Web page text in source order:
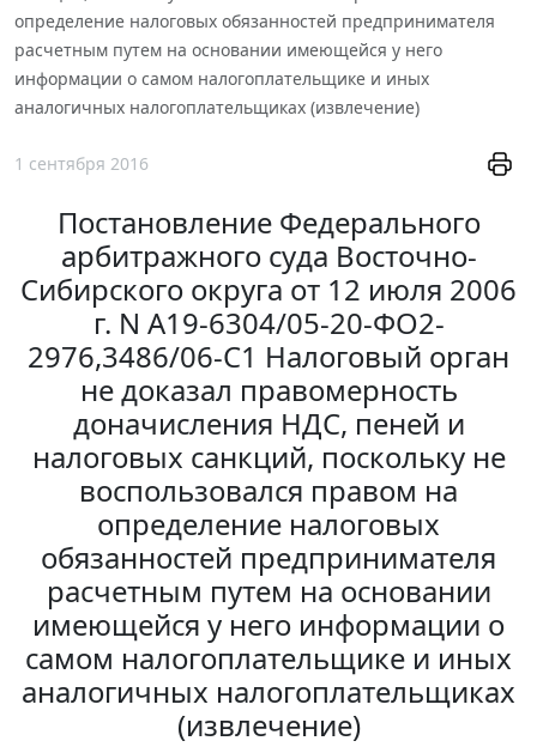
определение налоговых обязанностей предпринимателя
расчетным путем на основании имеющейся у него
информации о самом налогоплательщике и иных
аналогичных налогоплательщиках (извлечение)
1 сентября 2016
Постановление Федерального
арбитражного суда Восточно-
Сибирского округа от 12 июля 2006
г. N А19-6304/05-20-ФО2-
2976,3486/06-С1 Налоговый орган
не доказал правомерность
доначисления НДС, пеней и
налоговых санкций, поскольку не
воспользовался правом на
определение налоговых
обязанностей предпринимателя
расчетным путем на основании
имеющейся у него информации о
самом налогоплательщике и иных
аналогичных налогоплательщиках
(извлечение)